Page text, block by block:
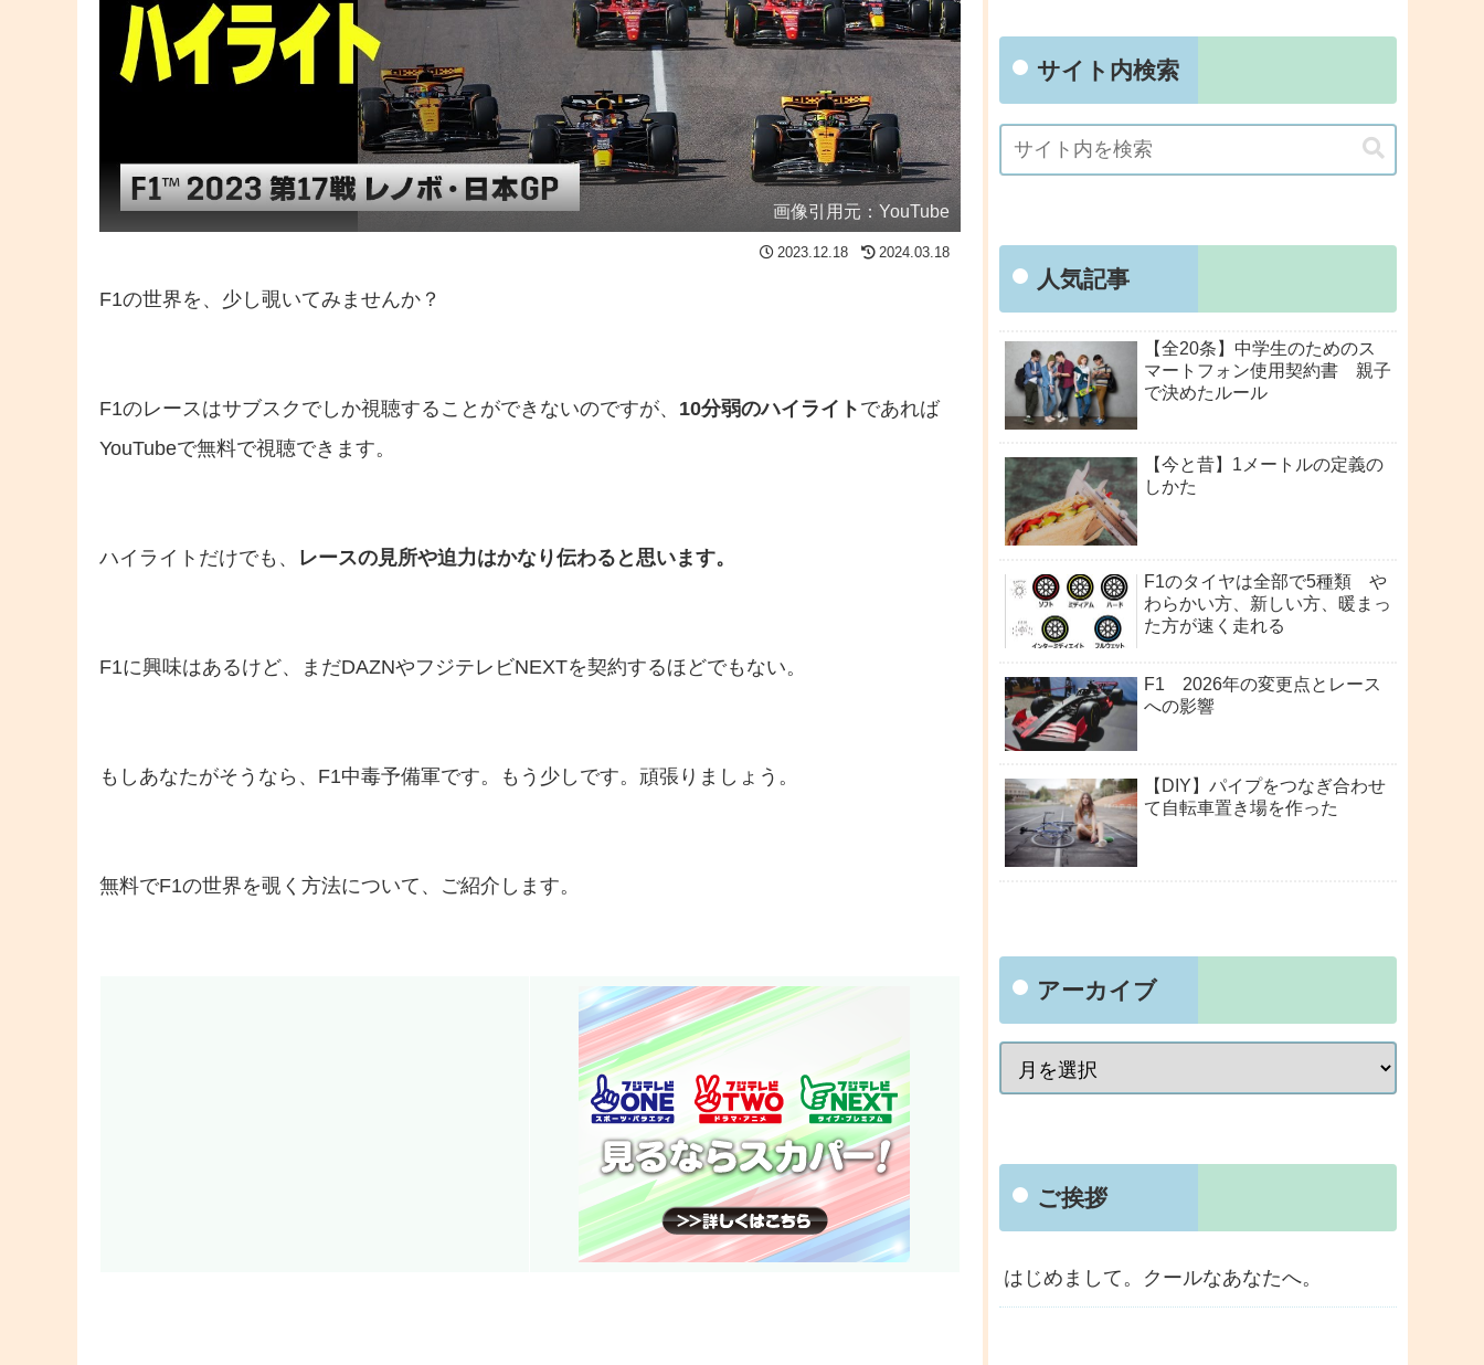
画像引用元：YouTube
2023.12.18 2024.03.18
F1の世界を、少し覗いてみませんか？
F1のレースはサブスクでしか視聴することができないのですが、 10分弱のハイライト であれば
YouTubeで無料で視聴できます。
ハイライトだけでも、 レースの見所や迫力はかなり伝わると思います。
F1に興味はあるけど、まだDAZNやフジテレビNEXTを契約するほどでもない。
もしあなたがそうなら、F1中毒予備軍です。もう少しです。頑張りましょう。
無料でF1の世界を覗く方法について、ご紹介します。
サイト内検索
人気記事
【全20条】中学生のためのス
マートフォン使用契約書 親子
で決めたルール
【今と昔】1メートルの定義の
しかた
F1のタイヤは全部で5種類 や
わらかい方、新しい方、暖まっ
た方が速く走れる
F1 2026年の変更点とレース
への影響
【DIY】パイプをつなぎ合わせ
て自転車置き場を作った
アーカイブ
ご挨拶
はじめまして。クールなあなたへ。